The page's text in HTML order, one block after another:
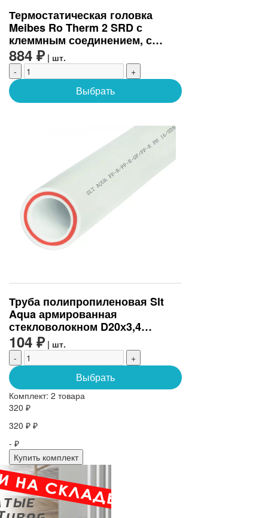
Термостатическая головка
Meibes Ro Therm 2 SRD с
клеммным соединением, с
установкой нуля (M1355420)
884 ₽ | шт.
-
+
Выбрать
Труба полипропиленовая Slt
Aqua армированная
стекловолокном D20х3,4
(SLTPGF62025)
104 ₽ | шт.
-
+
Выбрать
Комплект: 2 товара
320 ₽
320 ₽ ₽
- ₽
Купить комплект